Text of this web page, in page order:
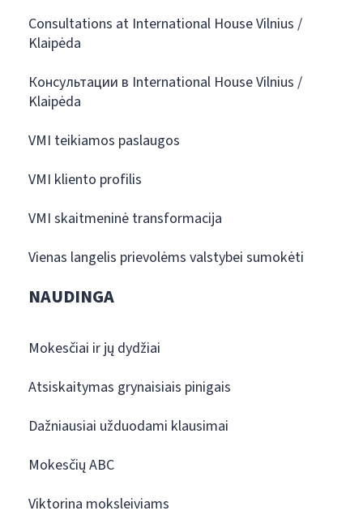
Consultations at International House Vilnius /
Klaipėda
Консультации в International House Vilnius /
Klaipėda
VMI teikiamos paslaugos
VMI kliento profilis
VMI skaitmeninė transformacija
Vienas langelis prievolėms valstybei sumokėti
NAUDINGA
Mokesčiai ir jų dydžiai
Atsiskaitymas grynaisiais pinigais
Dažniausiai užduodami klausimai
Mokesčių ABC
Viktorina moksleiviams